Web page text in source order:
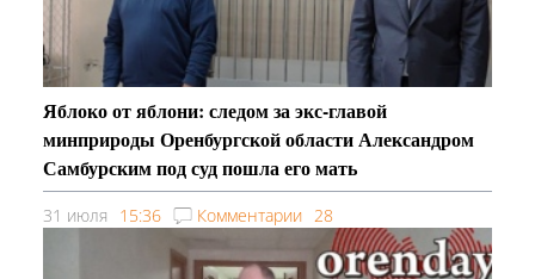
Яблоко от яблони: следом за экс-главой
минприроды Оренбургской области Александром
Самбурским под суд пошла его мать
31 июля 15:36 Комментарии 28